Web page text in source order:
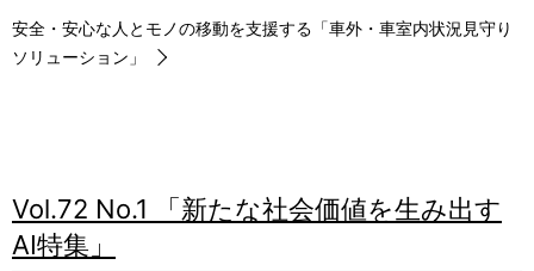
安全・安心な人とモノの移動を支援する「車外・車室内状況見守り
ソリューション」
Vol.72 No.1 「新たな社会価値を生み出す
AI特集」